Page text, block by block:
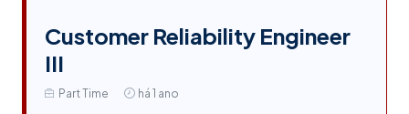
Customer Reliability Engineer
III
Part Time há 1 ano